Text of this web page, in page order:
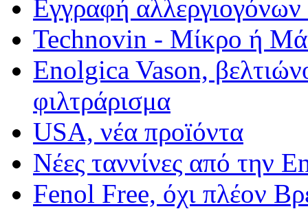
Εγγραφή αλλεργιογόνων
Technovin - Μίκρο ή
Enolgica Vason,
φιλτράρισμα
USA, νέα προïόντα
Νέες ταννίνες από την
Fenol Free, όχι πλέον